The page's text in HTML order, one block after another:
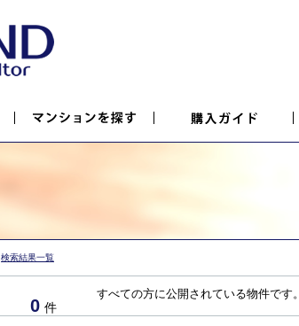
検索結果一覧
0 件
すべての方に公開されている物件です。